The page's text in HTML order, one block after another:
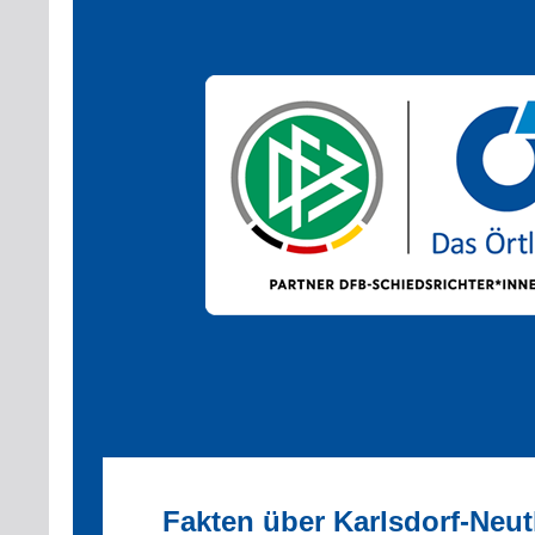
Fakten über Karlsdorf-